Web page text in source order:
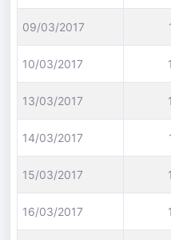
09/03/2017
10/03/2017
13/03/2017
14/03/2017
15/03/2017
16/03/2017